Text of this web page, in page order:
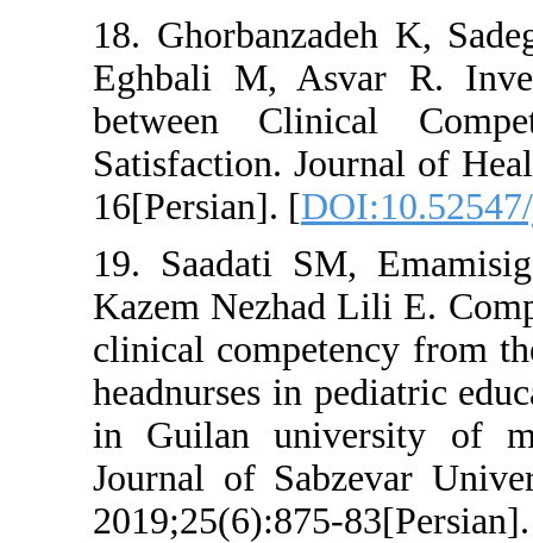
18.
Eghbali M,
between
Satisfaction.
16[Persian]. [
19. Saadati
Kazem Nezhad
clinical
headnurses in
in Guilan
Journal of
2019;25(6):875-